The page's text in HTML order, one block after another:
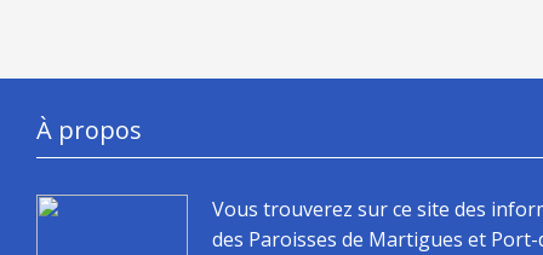
À propos
Vous trouverez sur ce site des
des Paroisses de Martigues et